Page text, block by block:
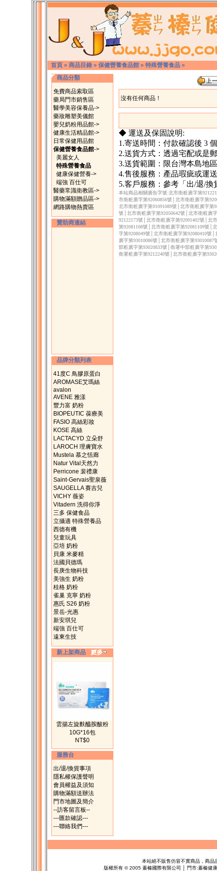
首頁 » 商品目錄 » 保健營養食品館 » 特殊營養食品 »
商品分類
免費商品索取區
藥局門市銷售區
醫學美容保養品->
藥妝雕塑美儀館
嬰兒奶粉用品館->
健康生活精品館->
日常保健用品館
保健營養食品館->
美麗女人
特殊營養食品
健康保健營養->
端強 百仕可
醫藥常識衛教區->
購物滿額贈品區->
網路購物熱賣區
贊助商連結
品牌分類列表
41度C 鳥膠原蛋白
AROMASE艾瑪絲
avalon
AVENE 雅漾
豐力富 奶粉
BIOPEUTIC 葆療美
FASIO 高絲彩妝
KOSE 高絲
LACTACYD 立朵舒
LAROCH 理膚寶水
Mustela 慕之恬廊
Natur Vital天然力
Perricone 裴禮康
Saint-Gervais聖泉薇
SAUGELLA 賽吉兒
VICHY 薇姿
Vitadern 洗得你淨
三多 保健食品
立攝適 特殊營養品
西德有機
兒童玩具
亞培 奶粉
貝康 米麥精
法國貝德瑪
長庚生物科技
美強生 奶粉
桂格 奶粉
雀巢 克寧 奶粉
惠氏 S26 奶粉
景岳-光惠
新安琪兒
端強 百仕可
遠東生技
新上架商品
雲揚左旋麩醯胺酸粉
10G*16包
NT$0
服務台
出/退/換貨事項
隱私權保護聲明
會員權益及須知
購物滿額送辦法
門市地圖及簡介
--訪客留言板--
---匯款確認---
---聯絡我們---
沒有任何商品！
◆ 運送及保固說明:
1.寄送時間：付款確認後 3
2.送貨方式：透過宅配或是
3.送貨範圍：限台灣本島地
4.售後服務：產品瑕疵或運
5.客戶服務：參考「出/退/
本站商品相關廣告字號:北市衛粧廣字第
市衛粧廣字第92060856號│北市衛粧廣字第
北市衛粧廣字第91091089號│北市衛粧廣字第
號│北市衛粧廣字第92050642號│北市衛粧廣
92122173號│北市衛粧廣字第92091402號│北
第92081108號│北市衛粧廣字第92081109號│
字第9208049號│北市衛粧廣字第92080410號
廣字第93010086號│北市衛粧廣字第
部粧廣字第93020833號│衛署中部粧廣字第
衛署粧廣字第9212240號│北市衛粧廣字第
本站絕不販售仿冒不實商品，商品
版權所有 ©2005 蓁榛國際有限公司 │ 門市:蓁榛健